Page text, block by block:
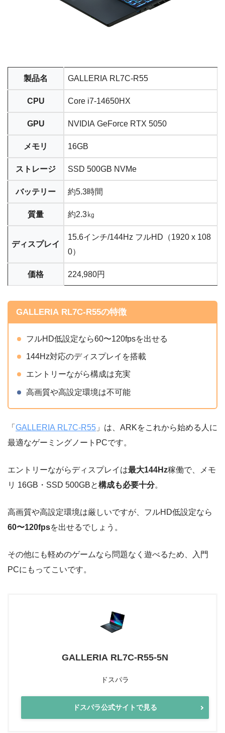
製品名 GALLERIA RL7C-R55
CPU Core i7-14650HX
GPU NVIDIA GeForce RTX 5050
メモリ 16GB
ストレージ SSD 500GB NVMe
バッテリー 約5.3時間
質量 約2.3㎏
ディスプレイ
15.6インチ/144Hz フルHD（1920 x 108
0）
価格 224,980円
GALLERIA RL7C-R55の特徴
フルHD低設定なら60〜120fpsを出せる
144Hz対応のディスプレイを搭載
エントリーながら構成は充実
高画質や高設定環境は不可能
「 GALLERIA RL7C-R55 」は、ARKをこれから始める人に
最適なゲーミングノートPCです。
エントリーながらディスプレイは最大144Hz稼働で、メモ
リ 16GB・SSD 500GBと構成も必要十分。
高画質や高設定環境は厳しいですが、フルHD低設定なら
60〜120fpsを出せるでしょう。
その他にも軽めのゲームなら問題なく遊べるため、入門
PCにもってこいです。
GALLERIA RL7C-R55-5N
ドスパラ
ドスパラ公式サイトで見る